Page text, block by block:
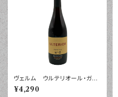
ヴェルム ウルテリオール・ガル
ナッチャ カスティーリャ・ラ・マ
ンチャ ２０２０年 ７５０ｍｌ
¥4,290